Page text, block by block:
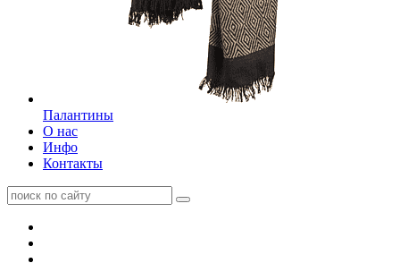
Палантины
О нас
Инфо
Контакты